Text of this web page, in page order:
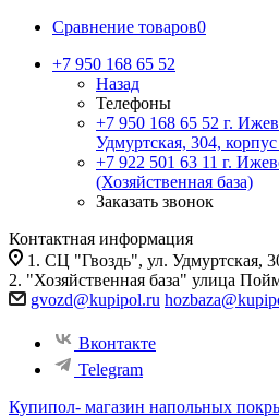
Сравнение товаров0
+7 950 168 65 52
Назад
Телефоны
+7 950 168 65 52 г.
Удмуртская, 304,
+7 922 501 63 11 г.
(Хозяйственная база)
Заказать звонок
Контактная информация
1. СЦ "Гвоздь", ул. Удмуртская,
2. "Хозяйственная база" улица
gvozd@kupipol.ru
Вконтакте
Telegram
Купипол- магазин напольных